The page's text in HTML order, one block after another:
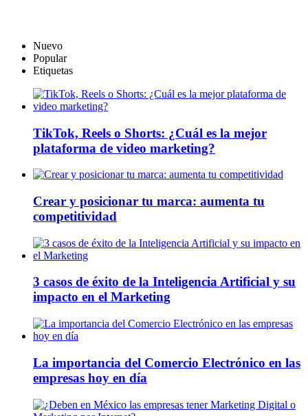
Nuevo
Popular
Etiquetas
TikTok, Reels o Shorts: ¿Cuál es la mejor
plataforma de video marketing?
Crear y posicionar tu marca: aumenta tu
competitividad
3 casos de éxito de la Inteligencia Artificial y su
impacto en el Marketing
La importancia del Comercio Electrónico en las
empresas hoy en día